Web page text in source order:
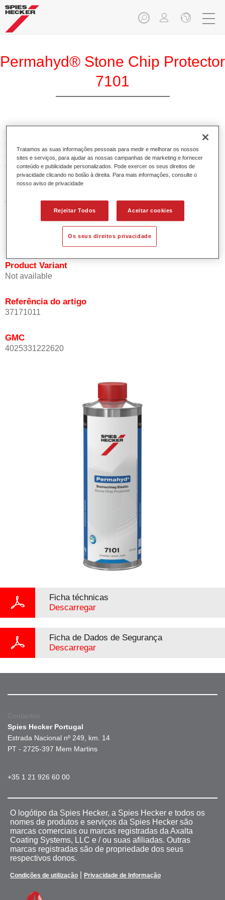
Permahyd® Stone Chip Protector
7101
O Permahyd Protector Anti-Gravilha é um protector anti-
gravilha em base aquosa. É especialmente adequado para
aquelas zonas das viaturas ligeiras e comerciais que estão
expostas ao impacto da gravilha, como por exemplo as
partes frontais e embaladeiras.
Características do produto
Oferece elevado nível de elasticidade.
Pode ser repintado com todos os acabamentos.
Disponível em preto 7101 e branco 7103.
Product Variant
Not available
Referência do artigo
37171011
GMC
4025331222620
Ficha téchnicas
Descarregar
Ficha de Dados de Segurança
Descarregar
Contactos
Spies Hecker Portugal
Estrada Nacional nº 249, km. 14
PT - 2725-397 Mem Martins
+35 1 21 926 60 00
O logótipo da Spies Hecker, a Spies Hecker e todos os
nomes de produtos e serviços da Spies Hecker são
marcas comerciais ou marcas registradas da Axalta
Coating Systems, LLC e / ou suas afiliadas. Outras
marcas registradas são de propriedade dos seus
respectivos donos.
Condições de utilização Privacidade de Informação
Tratamos as suas informações pessoais para medir e melhorar os nossos
sites e serviços, para ajudar as nossas campanhas de marketing e fornecer
conteúdo e publicidade personalizados. Pode exercer os seus direitos de
privacidade clicando no botão à direita. Para mais informações, consulte o
nosso aviso de privacidade
Rejeitar Todos Aceitar cookies
Os seus direitos privacidade